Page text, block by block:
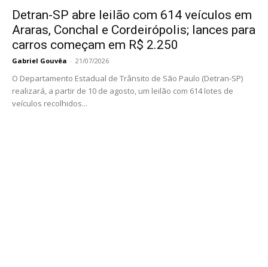
Detran-SP abre leilão com 614 veículos em
Araras, Conchal e Cordeirópolis; lances para
carros começam em R$ 2.250
Gabriel Gouvêa - 21/07/2026
O Departamento Estadual de Trânsito de São Paulo (Detran-SP)
realizará, a partir de 10 de agosto, um leilão com 614 lotes de
veículos recolhidos...